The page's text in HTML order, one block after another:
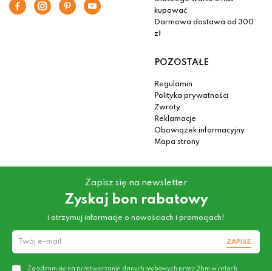
kupować
Darmowa dostawa od 300
zł
POZOSTAŁE
Regulamin
Polityka prywatności
Zwroty
Reklamacje
Obowiązek informacyjny
Mapa strony
Zapisz się na newsletter
Zyskaj bon rabatowy
i otrzymuj informacje o nowościach i promocjach!
ZAPISZ
Zgadzam się na przetwarzanie danych osobowych przez 2bm w celach